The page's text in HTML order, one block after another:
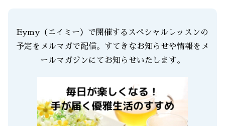
Eymy（エイミー）で開催するスペシャルレッスンの
予定をメルマガで配信。すてきなお知らせや情報をメ
ールマガジンにてお知らせいたします。